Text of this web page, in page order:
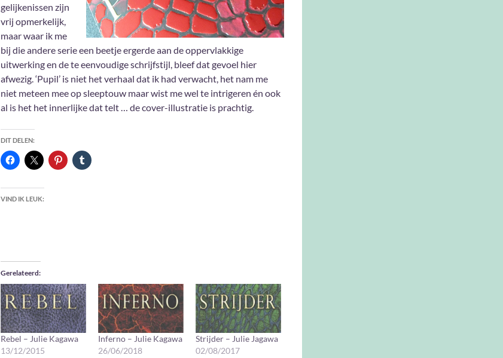
gelijkenissen zijn
vrij opmerkelijk,
maar waar ik me
bij die andere serie een beetje ergerde aan de oppervlakkige
uitwerking en de te eenvoudige schrijfstijl, bleef dat gevoel hier
afwezig. ‘Pupil’ is niet het verhaal dat ik had verwacht, het nam me
niet meteen mee op sleeptouw maar wist me wel te intrigeren én ook
al is het het innerlijke dat telt … de cover-illustratie is prachtig.
DIT DELEN:
VIND IK LEUK:
Gerelateerd
Rebel – Julie Kagawa
13/12/2015
Inferno – Julie Kagawa
26/06/2018
Strijder – Julie Jagawa
02/08/2017